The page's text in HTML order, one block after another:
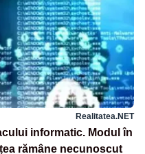
Realitatea.NET
informatic. Modul în
rămâne necunoscut